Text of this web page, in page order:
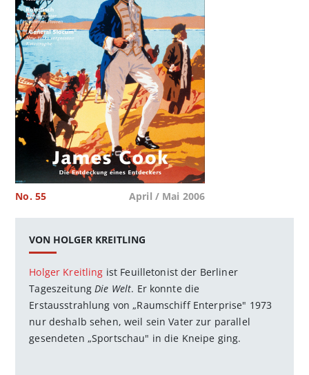
No. 55 April / Mai 2006
VON HOLGER KREITLING
Holger Kreitling ist Feuilletonist der Berliner
Tageszeitung Die Welt. Er konnte die
Erstausstrahlung von „Raumschiff Enterprise" 1973
nur deshalb sehen, weil sein Vater zur parallel
gesendeten „Sportschau" in die Kneipe ging.